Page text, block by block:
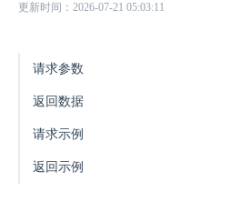
更新时间：2026-07-21 05:03:11
请求参数
返回数据
请求示例
返回示例